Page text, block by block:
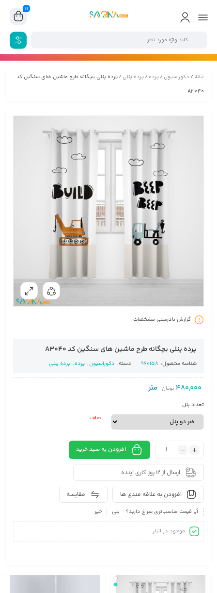
0
خانه/ دکوراسیون/پرده/پرده پنلی/ پرده پنلی بچگانه طرح ماشین های سنگین کد
A3040
گزارش نادرستی مشخصات
پرده پنلی بچگانه طرح ماشین های سنگین کد A3040
شناسه محصول: 960158 دسته: دکوراسیون, پرده, پرده پنلی
480,000 تومان متر
تعداد پنل
صاف
افزودن به سبد خرید
ارسال از 12 روز کاری آینده
مقایسه افزودن به علاقه مندی ها
آیا قیمت مناسب‌تری سراغ دارید؟ بلی خیر
موجود در انبار